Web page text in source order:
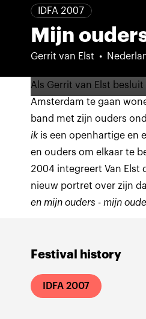
IDFA 2007
Mijn
Gerrit van Elst
Festival history
IDFA 2007
Als Gerrit van Elst
Amsterdam te gaan
band met zijn ouders
ik is een openhartige en
en ouders om elkaar te
2004 integreert Van Elst
nieuw portret over zijn
en mijn ouders - mijn